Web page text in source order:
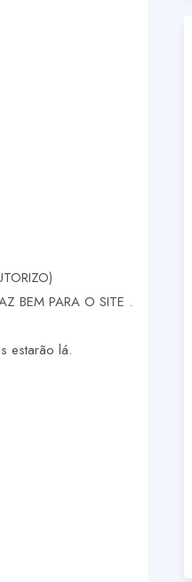
BEM PARA O SITE .
estarão lá.